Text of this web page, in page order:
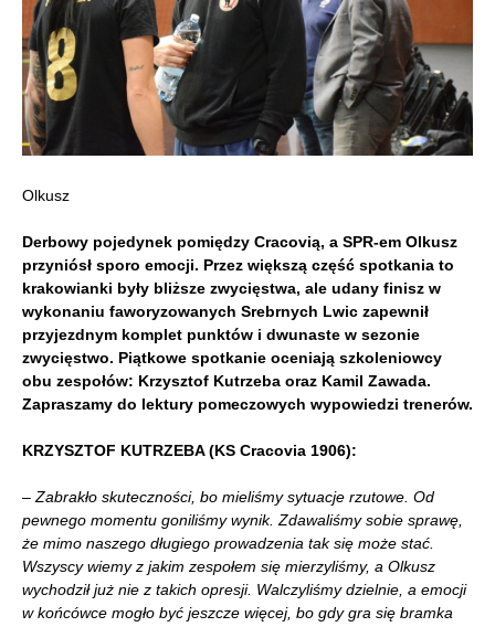
Olkusz
Derbowy pojedynek pomiędzy Cracovią, a SPR-em Olkusz
przyniósł sporo emocji. Przez większą część spotkania to
krakowianki były bliższe zwycięstwa, ale udany finisz w
wykonaniu faworyzowanych Srebrnych Lwic zapewnił
przyjezdnym komplet punktów i dwunaste w sezonie
zwycięstwo. Piątkowe spotkanie oceniają szkoleniowcy
obu zespołów: Krzysztof Kutrzeba oraz Kamil Zawada.
Zapraszamy do lektury pomeczowych wypowiedzi trenerów.
KRZYSZTOF KUTRZEBA (KS Cracovia 1906):
– Zabrakło skuteczności, bo mieliśmy sytuacje rzutowe. Od
pewnego momentu goniliśmy wynik. Zdawaliśmy sobie sprawę,
że mimo naszego długiego prowadzenia tak się może stać.
Wszyscy wiemy z jakim zespołem się mierzyliśmy, a Olkusz
wychodził już nie z takich opresji. Walczyliśmy dzielnie, a emocji
w końcówce mogło być jeszcze więcej, bo gdy gra się bramka